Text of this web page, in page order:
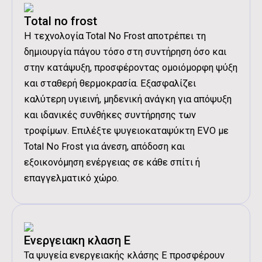
Διάβασα και αποδέχομαι τουςΌρους
Χρήσης
Total no frost
Η τεχνολογία Total No Frost αποτρέπει τη
δημιουργία πάγου τόσο στη συντήρηση όσο και
στην κατάψυξη, προσφέροντας ομοιόμορφη ψύξη
και σταθερή θερμοκρασία. Εξασφαλίζει
καλύτερη υγιεινή, μηδενική ανάγκη για απόψυξη
και ιδανικές συνθήκες συντήρησης των
τροφίμων. Επιλέξτε ψυγειοκαταψύκτη EVO με
Total No Frost για άνεση, απόδοση και
εξοικονόμηση ενέργειας σε κάθε σπίτι ή
επαγγελματικό χώρο.
Ενεργειακη κλαση Ε
Τα ψυγεία ενεργειακής κλάσης Ε προσφέρουν